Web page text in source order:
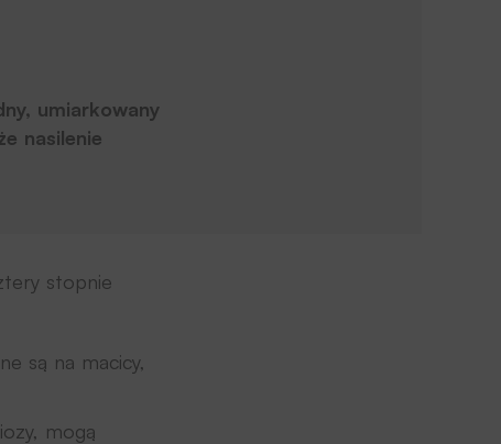
umiarkowany
nasilenie
stopnie
są na macicy,
mogą